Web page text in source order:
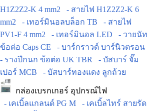
H1Z2Z2-K 4 mm2
- สายไฟ H1Z2Z2-K 6
mm2
- เทอร์มินอลบล็อก TB
- สายไฟ
PV1-F 4 mm2
- เทอร์มินอล LED
- วายนัท
ข้อต่อ Caps CE
- บาร์กราวด์ บาร์นิวตรอน
- รางปีกนก ข้อต่อ UK TBR
- บัสบาร์ จั๊ม
เปอร์ MCB
- บัสบาร์ทองแดง ลูกถ้วย
กล่องเบรกเกอร์ อุปกรณ์ไฟ
- เคเบิ้ลแกลนด์ PG M
- เคเบิ้ลไทร์ สายรัด